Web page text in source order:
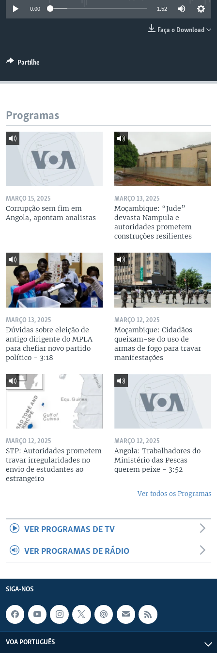
0:00 1:52
Faça o Download
Partilhe
Programas
MARÇO 15, 2025
Corrupção sem fim em
Angola, apontam analistas
MARÇO 13, 2025
Moçambique: “Jude”
devasta Nampula e
autoridades prometem
construções resilientes
MARÇO 13, 2025
Dúvidas sobre eleição de
antigo dirigente do MPLA
para chefiar novo partido
político - 3:18
MARÇO 12, 2025
Moçambique: Cidadãos
queixam-se do uso de
armas de fogo para travar
manifestações
MARÇO 12, 2025
STP: Autoridades prometem
travar irregularidades no
envio de estudantes ao
estrangeiro
MARÇO 12, 2025
Angola: Trabalhadores do
Ministério das Pescas
querem peixe - 3:52
Ver todos os Programas
VER PROGRAMAS DE TV
VER PROGRAMAS DE RÁDIO
SIGA-NOS
VOA PORTUGUÊS